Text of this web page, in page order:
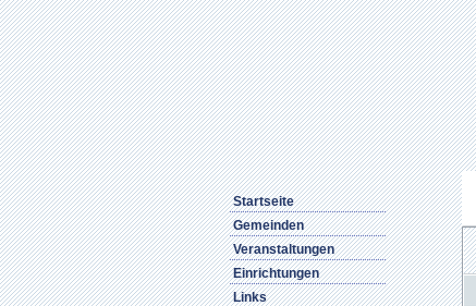
Startseite
Gemeinden
Veranstaltungen
Einrichtungen
Links